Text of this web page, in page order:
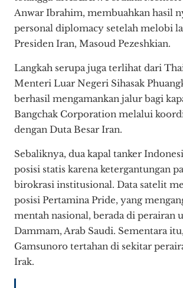
Anwar Ibrahim, membuahkan hasil
personal diplomacy setelah melobi
Presiden Iran, Masoud Pezeshkian.
Langkah serupa juga terlihat dari
Menteri Luar Negeri Sihasak
berhasil mengamankan jalur bagi
Bangchak Corporation melalui
dengan Duta Besar Iran.
Sebaliknya, dua kapal tanker
posisi statis karena ketergantungan
birokrasi institusional. Data satelit
posisi Pertamina Pride, yang
mentah nasional, berada di perairan
Dammam, Arab Saudi. Sementara
Gamsunoro tertahan di sekitar
Irak.